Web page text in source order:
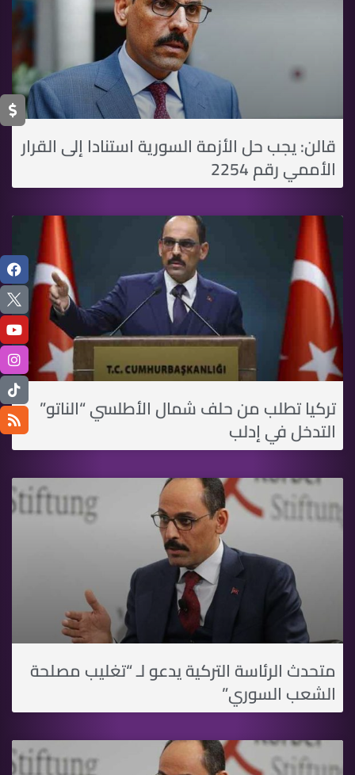
قالن: يجب حل الأزمة السورية استنادا إلى القرار
الأممي رقم 2254
تركيا تطلب من حلف شمال الأطلسي “الناتو”
التدخل في إدلب
متحدث الرئاسة التركية يدعو لـ “تغليب مصلحة
الشعب السوري”